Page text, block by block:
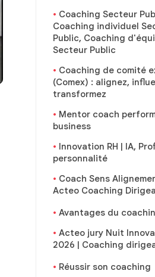
Coaching Secteur
Coaching individuel
Public, Coaching
Secteur Public
Coaching de comité
(Comex) : alignez,
transformez
Mentor coach
business
Innovation RH | IA,
personnalité
Coach Sens
Acteo Coaching
Avantages du
Acteo jury Nuit
2026 | Coaching
Réussir son coaching